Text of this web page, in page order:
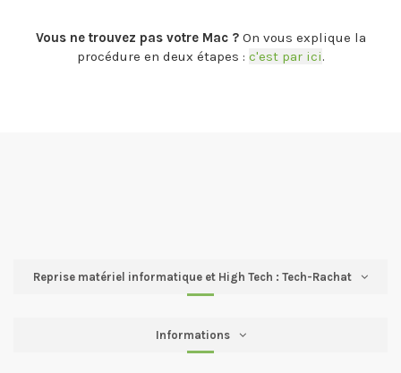
Vous ne trouvez pas votre Mac ?On vous explique la
procédure en deux étapes : c'est par ici.
Reprise matériel informatique et High Tech : Tech-Rachat
Informations